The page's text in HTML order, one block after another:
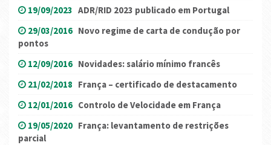
19/09/2023 ADR/RID 2023 publicado em Portugal
29/03/2016 Novo regime de carta de condução por
pontos
12/09/2016 Novidades: salário mínimo francês
21/02/2018 França – certificado de destacamento
12/01/2016 Controlo de Velocidade em França
19/05/2020 França: levantamento de restrições
parcial